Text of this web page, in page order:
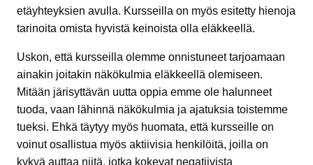
etäyhteyksien avulla. Kursseilla on myös esitetty hienoja
tarinoita omista hyvistä keinoista olla eläkkeellä.
Uskon, että kursseilla olemme onnistuneet tarjoamaan
ainakin joitakin näkökulmia eläkkeellä olemiseen.
Mitään järisyttävän uutta oppia emme ole halunneet
tuoda, vaan lähinnä näkökulmia ja ajatuksia toistemme
tueksi. Ehkä täytyy myös huomata, että kursseille on
voinut osallistua myös aktiivisia henkilöitä, joilla on
kykyä auttaa niitä, jotka kokevat negatiivista